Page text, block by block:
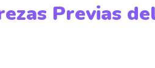
Previas